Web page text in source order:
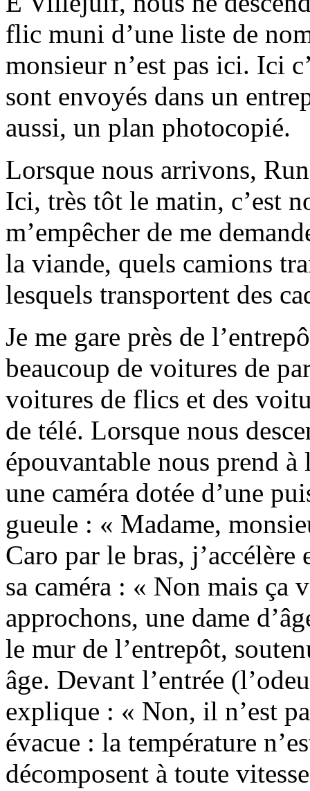
flic muni d’une liste de
monsieur n’est pas ici. Ici
sont envoyés dans un
aussi, un plan photocopié.
Lorsque nous arrivons,
Ici, très tôt le matin, c’est
m’empêcher de me
la viande, quels camions
lesquels transportent des
Je me gare près de
beaucoup de voitures de
voitures de flics et des
de télé. Lorsque nous
épouvantable nous prend
une caméra dotée d’une
gueule : « Madame,
Caro par le bras,
sa caméra : « Non mais ça
approchons, une dame
le mur de l’entrepôt,
âge. Devant l’entrée
explique : « Non, il n’est
évacue : la température
décomposent à toute